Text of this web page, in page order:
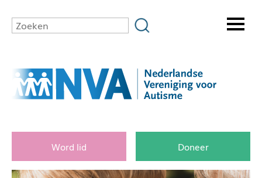
Word lid Doneer